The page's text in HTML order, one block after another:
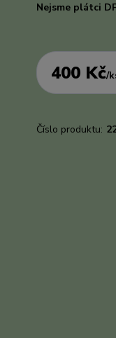
Nejsme plátci
400 Kč/
Číslo produktu: